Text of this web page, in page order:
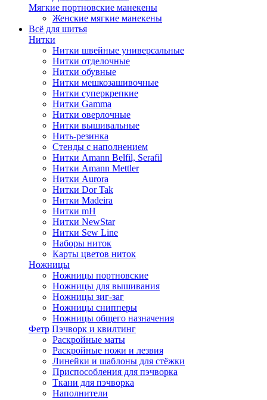
Мягкие портновские манекены
Женские мягкие манекены
Всё для шитья
Нитки
Нитки швейные универсальные
Нитки отделочные
Нитки обувные
Нитки мешкозашивочные
Нитки суперкрепкие
Нитки Gamma
Нитки оверлочные
Нитки вышивальные
Нить-резинка
Стенды с наполнением
Нитки Amann Belfil, Serafil
Нитки Amann Mettler
Нитки Aurora
Нитки Dor Tak
Нитки Madeira
Нитки mH
Нитки NewStar
Нитки Sew Line
Наборы ниток
Карты цветов ниток
Ножницы
Ножницы портновские
Ножницы для вышивания
Ножницы зиг-заг
Ножницы снипперы
Ножницы общего назначения
Фетр Пэчворк и квилтинг
Раскройные маты
Раскройные ножи и лезвия
Линейки и шаблоны для стёжки
Приспособления для пэчворка
Ткани для пэчворка
Наполнители